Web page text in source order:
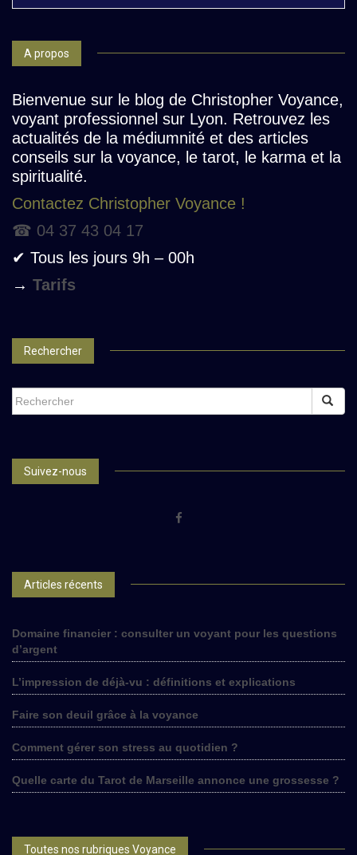
A propos
Bienvenue sur le blog de Christopher Voyance,
voyant professionnel sur Lyon. Retrouvez les
actualités de la médiumnité et des articles
conseils sur la voyance, le tarot, le karma et la
spiritualité.
Contactez Christopher Voyance !
☎ 04 37 43 04 17
✔ Tous les jours 9h – 00h
→ Tarifs
Rechercher
SEARCH
FOR:
Suivez-nous
Articles récents
Domaine financier : consulter un voyant pour les questions
d’argent
L’impression de déjà-vu : définitions et explications
Faire son deuil grâce à la voyance
Comment gérer son stress au quotidien ?
Quelle carte du Tarot de Marseille annonce une grossesse ?
Toutes nos rubriques Voyance